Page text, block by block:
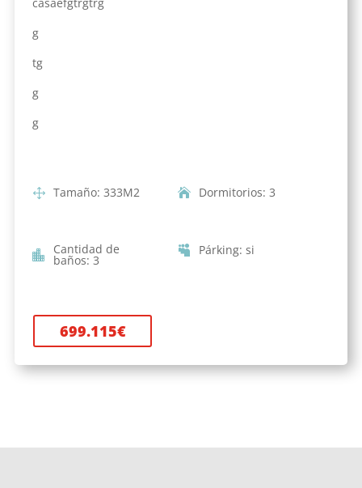
g
tg
g
g
Tamaño: 333M2 Dormitorios: 3
Cantidad de
baños: 3
Párking: si
699.115€